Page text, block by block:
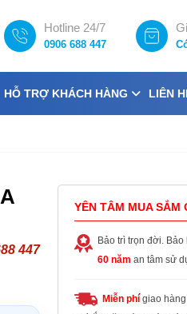
Hotline 24/7
0906 688 447
HỖ TRỢ KHÁCH HÀNG LIÊN
447
YÊN TÂM MUA SẮM
Bảo trì trọn đời.
60 năm an tâm sử
Miễn phí giao